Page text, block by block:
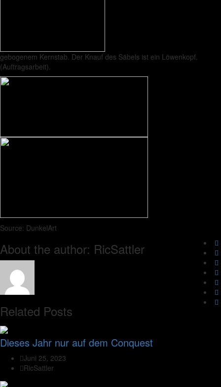
gebogenem Kernstab. Der Knauf des Säbels ist ein Löwenkopf.
(Auftragsarbeit).
Source: DunkelArt
About the author: RicSattler
Related Posts
Dieses Jahr nur auf dem Conquest
Juni 25, 2023
RicSattler